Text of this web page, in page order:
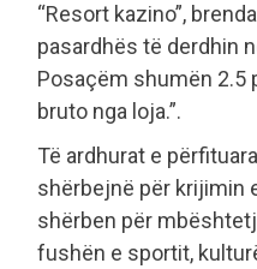
“Resort kazino”,
pasardhës të derdhin
Posaçëm shumën 2.5
bruto nga loja.”.
Të ardhurat e
shërbejnë për krijimin
shërben për
fushën e sportit,